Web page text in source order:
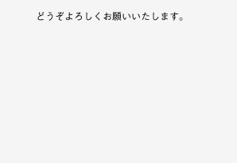
どうぞよろしくお願いいたします。